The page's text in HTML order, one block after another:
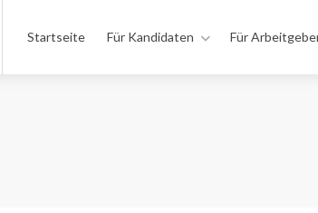
Startseite Für Kandidaten Für